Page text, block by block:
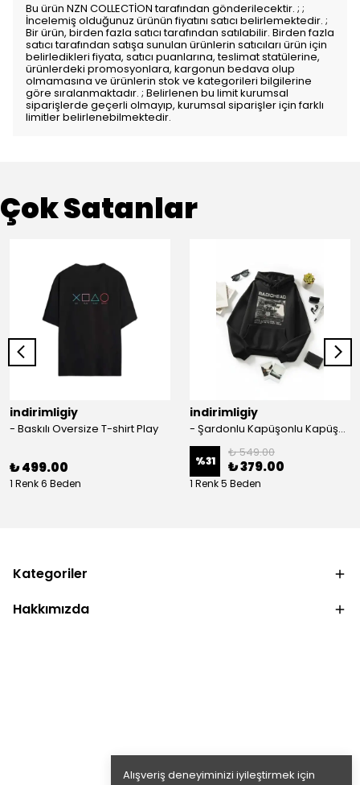
Alışveriş deneyiminizi iyileştirmek için
Bu ürün NZN COLLECTİON tarafından gönderilecektir. ; ;
İncelemiş olduğunuz ürünün fiyatını satıcı belirlemektedir. ;
Bir ürün, birden fazla satıcı tarafından satılabilir. Birden fazla
satıcı tarafından satışa sunulan ürünlerin satıcıları ürün için
belirledikleri fiyata, satıcı puanlarına, teslimat statülerine,
ürünlerdeki promosyonlara, kargonun bedava olup
olmamasına ve ürünlerin stok ve kategorileri bilgilerine
göre sıralanmaktadır. ; Belirlenen bu limit kurumsal
siparişlerde geçerli olmayıp, kurumsal siparişler için farklı
limitler belirlenebilmektedir.
Çok Satanlar
indirimligiy
- Baskılı Oversize T-shirt Play
₺ 499.00
1 Renk 6 Beden
indirimligiy
- Şardonlu Kapüşonlu Kapüşonlu Kanguru Cep Oversize Lastik Paça Sweatshirt Takimi
%31
₺ 549.00
₺ 379.00
1 Renk 5 Beden
Kategoriler
Hakkımızda